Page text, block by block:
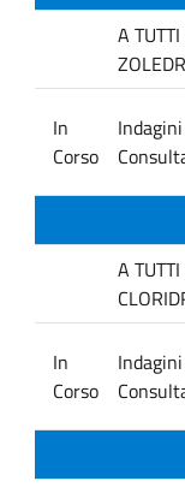
A
In
Corso
A
In
Corso